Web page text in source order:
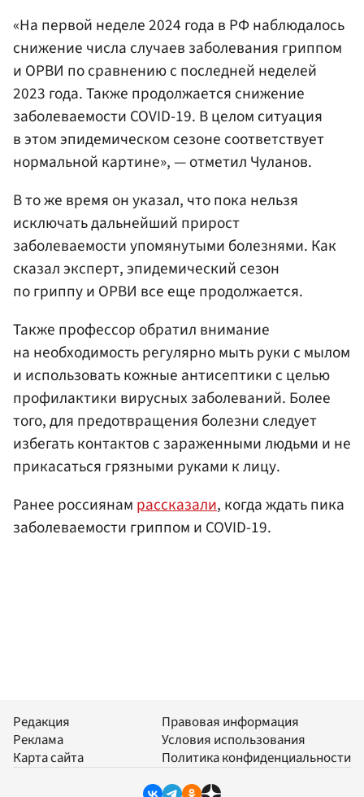
«На первой неделе 2024 года в РФ наблюдалось
снижение числа случаев заболевания гриппом
и ОРВИ по сравнению с последней неделей
2023 года. Также продолжается снижение
заболеваемости COVID-19. В целом ситуация
в этом эпидемическом сезоне соответствует
нормальной картине», — отметил Чуланов.
В то же время он указал, что пока нельзя
исключать дальнейший прирост
заболеваемости упомянутыми болезнями. Как
сказал эксперт, эпидемический сезон
по гриппу и ОРВИ все еще продолжается.
Также профессор обратил внимание
на необходимость регулярно мыть руки с мылом
и использовать кожные антисептики с целью
профилактики вирусных заболеваний. Более
того, для предотвращения болезни следует
избегать контактов с зараженными людьми и не
прикасаться грязными руками к лицу.
Ранее россиянам рассказали, когда ждать пика
заболеваемости гриппом и COVID-19.
Редакция
Реклама
Карта сайта
Правовая информация
Условия использования
Политика конфиденциальности